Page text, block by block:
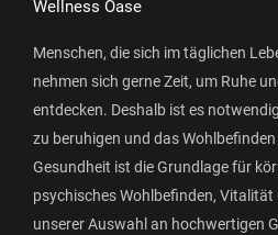
Wellness Oase
Menschen, die sich im täglichen
nehmen sich gerne Zeit, um Ruhe
entdecken. Deshalb ist es
zu beruhigen und das
Gesundheit ist die Grundlage für
psychisches Wohlbefinden,
unserer Auswahl an hochwertigen